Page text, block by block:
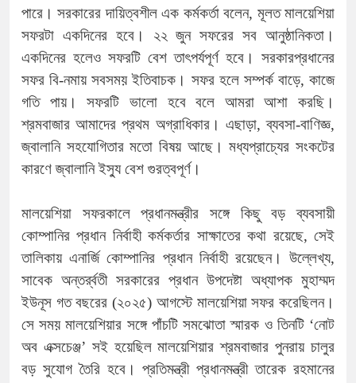
পারে। সরকারের দায়িত্বশীল এক কর্মকর্তা বলেন, মূলত মালয়েশিয়া
সফরটা একদিনের হবে। ২২ জুন সফরের সব আনুষ্ঠানিকতা।
একদিনের হলেও সফরটি বেশ তাৎপর্যপূর্ণ হবে। সরকারপ্রধানের
সফর বি-নমায় সবসময় ইতিবাচক। সফর হলে সম্পর্ক বাড়ে, কাজে
গতি পায়। সফরটি ভালো হবে বলে আমরা আশা করছি।
শ্রমবাজার আমাদের প্রথম অগ্রাধিকার। এছাড়া, ব্যবসা-বাণিজ্ঞ,
জ্বালানি সহযোগিতার মতো বিষয় আছে। মধ্যপ্রাচ্যের সংকটের
কারণে জ্বালানি ইস্যু বেশ গুরত্বপূর্ণ।
মালয়েশিয়া সফরকালে প্রধানমন্ত্রীর সঙ্গে কিছু বড় ব্যবসায়ী
কোম্পানির প্রধান নির্বাহী কর্মকর্তার সাক্ষাতের কথা রয়েছে, সেই
তালিকায় এনার্জি কোম্পানির প্রধান নির্বাহী রয়েছেন। উল্লেখ্য,
সাবেক অন্তর্র্বতী সরকারের প্রধান উপদেষ্টা অধ্যাপক মুহাম্মদ
ইউনূস গত বছরের (২০২৫) আগস্টে মালয়েশিয়া সফর করেছিলন।
সে সময় মালয়েশিয়ার সঙ্গে পাঁচটি সমঝোতা স্মারক ও তিনটি ‘নোট
অব এক্সচেঞ্জ’ সই হয়েছিল মালয়েশিয়ার শ্রমবাজার পুনরায় চালুর
বড় সুযোগ তৈরি হবে। প্রতিমন্ত্রী প্রধানমন্ত্রী তারেক রহমানের